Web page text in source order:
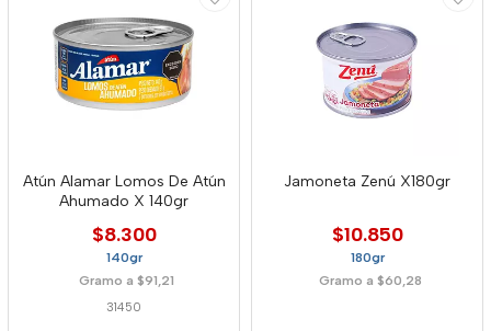
Atún Alamar Lomos De Atún
Ahumado X 140gr
$8.300
140gr
Gramo a $91,21
31450
Jamoneta Zenú X180gr
$10.850
180gr
Gramo a $60,28